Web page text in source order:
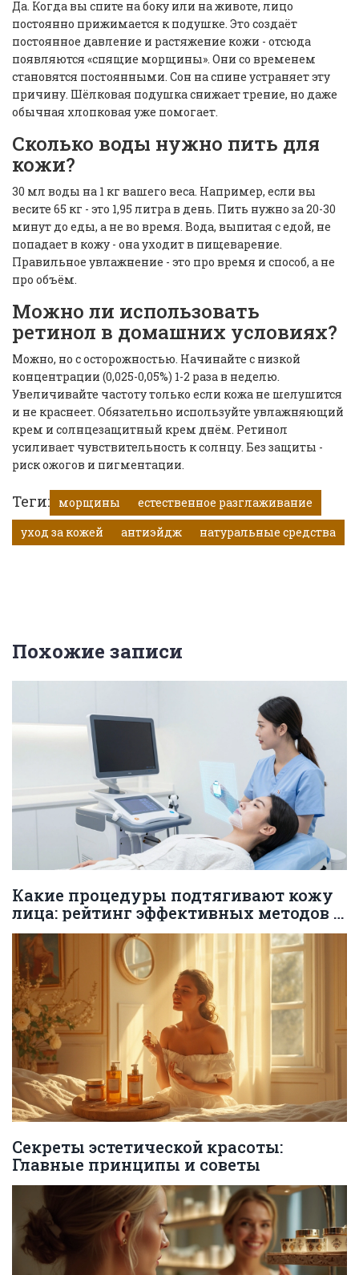
Да. Когда вы спите на боку или на животе, лицо
постоянно прижимается к подушке. Это создаёт
постоянное давление и растяжение кожи - отсюда
появляются «спящие морщины». Они со временем
становятся постоянными. Сон на спине устраняет эту
причину. Шёлковая подушка снижает трение, но даже
обычная хлопковая уже помогает.
Сколько воды нужно пить для
кожи?
30 мл воды на 1 кг вашего веса. Например, если вы
весите 65 кг - это 1,95 литра в день. Пить нужно за 20-30
минут до еды, а не во время. Вода, выпитая с едой, не
попадает в кожу - она уходит в пищеварение.
Правильное увлажнение - это про время и способ, а не
про объём.
Можно ли использовать
ретинол в домашних условиях?
Можно, но с осторожностью. Начинайте с низкой
концентрации (0,025-0,05%) 1-2 раза в неделю.
Увеличивайте частоту только если кожа не шелушится
и не краснеет. Обязательно используйте увлажняющий
крем и солнцезащитный крем днём. Ретинол
усиливает чувствительность к солнцу. Без защиты -
риск ожогов и пигментации.
Теги: морщины
естественное разглаживание
уход за кожей
антиэйдж натуральные средства
Похожие записи
Какие процедуры подтягивают кожу
лица: рейтинг эффективных методов в
2026 году
Секреты эстетической красоты:
Главные принципы и советы